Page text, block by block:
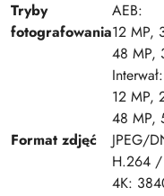
Tryby
fotografowania
AEB:
12 MP,
48 MP,
Interwał:
12
48
Format zdjęć
JPEG/
H.264
4K: